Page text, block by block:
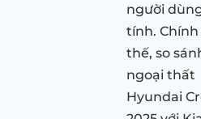
người
tính. Chính
thế, so
ngoại thất
Hyundai